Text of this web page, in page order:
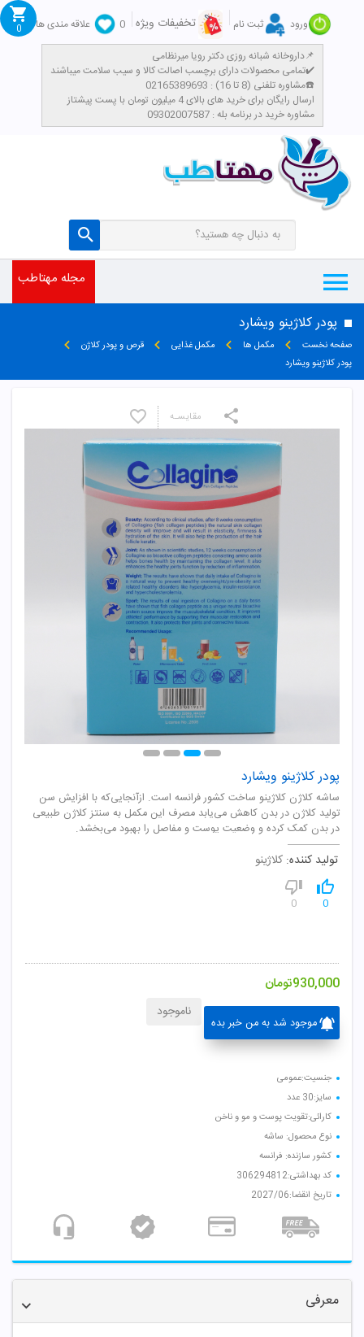
ورود ثبت نام تخفیفات ویژه 0
علاقه مندی ها
داروخانه شبانه روزی دکتر رویا میرنظامی📌
تمامی محصولات دارای برچسب اصالت کالا و سیب سلامت میباشند✔️
مشاوره تلفنی (8 تا 16) : 02165389693☎️
​ارسال رایگان برای خرید های بالای 4 میلیون تومان با پست پیشتاز
مشاوره خرید در برنامه بله : 09302007587
0
مجله مهتاطب
پودر کلاژینو ویشارد
صفحه نخست مکمل ها مکمل غذایی
قرص و پودر کلاژن
پودر کلاژینو ویشارد
پودر کلاژینو ویشارد
ساشه کلاژن کلاژینو ساخت کشور فرانسه است. ازآنجایی‌که با افزایش سن
تولید کلاژن در بدن کاهش می‌یابد مصرف این مکمل به سنتز کلاژن طبیعی
در بدن کمک کرده و وضعیت پوست و مفاصل را بهبود می‌بخشد.
تولید کننده: کلاژینو
0
0
930,000تومان
موجود شد به من خبر بده
ناموجود
مقایسـه
جنسیت:عمومی
سایز:30 عدد
کارائی:تقویت پوست و مو و ناخن
نوع محصول: ساشه
کشور سازنده: فرانسه
کد بهداشتی:306294812
تاریخ انقضا:2027/06
معرفی